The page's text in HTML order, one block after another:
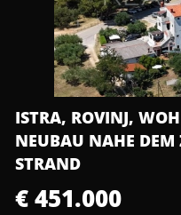
ISTRA, ROVINJ,
NEUBAU NAHE
STRAND
€ 451.000